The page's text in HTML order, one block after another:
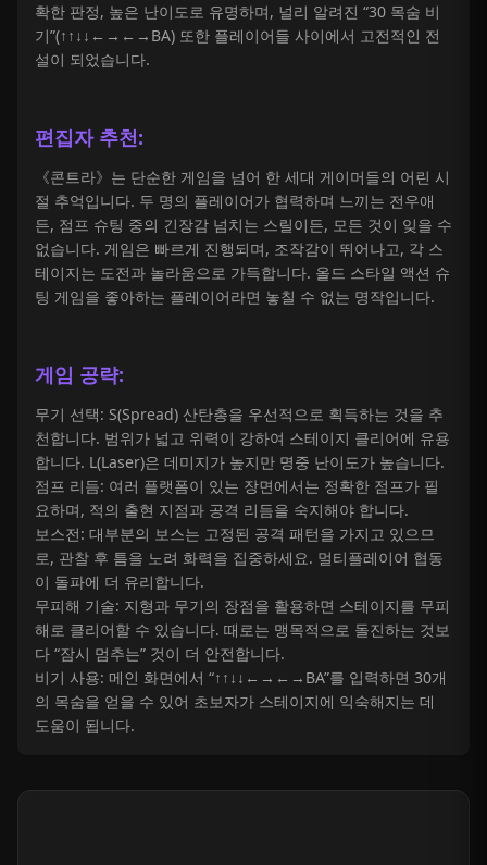
확한 판정, 높은 난이도로 유명하며, 널리 알려진 “30 목숨 비
기”(↑↑↓↓←→←→BA) 또한 플레이어들 사이에서 고전적인 전
설이 되었습니다.
편집자 추천:
《콘트라》는 단순한 게임을 넘어 한 세대 게이머들의 어린 시
절 추억입니다. 두 명의 플레이어가 협력하며 느끼는 전우애
든, 점프 슈팅 중의 긴장감 넘치는 스릴이든, 모든 것이 잊을 수
없습니다. 게임은 빠르게 진행되며, 조작감이 뛰어나고, 각 스
테이지는 도전과 놀라움으로 가득합니다. 올드 스타일 액션 슈
팅 게임을 좋아하는 플레이어라면 놓칠 수 없는 명작입니다.
게임 공략:
무기 선택: S(Spread) 산탄총을 우선적으로 획득하는 것을 추
천합니다. 범위가 넓고 위력이 강하여 스테이지 클리어에 유용
합니다. L(Laser)은 데미지가 높지만 명중 난이도가 높습니다.
점프 리듬: 여러 플랫폼이 있는 장면에서는 정확한 점프가 필
요하며, 적의 출현 지점과 공격 리듬을 숙지해야 합니다.
보스전: 대부분의 보스는 고정된 공격 패턴을 가지고 있으므
로, 관찰 후 틈을 노려 화력을 집중하세요. 멀티플레이어 협동
이 돌파에 더 유리합니다.
무피해 기술: 지형과 무기의 장점을 활용하면 스테이지를 무피
해로 클리어할 수 있습니다. 때로는 맹목적으로 돌진하는 것보
다 “잠시 멈추는” 것이 더 안전합니다.
비기 사용: 메인 화면에서 “↑↑↓↓←→←→BA”를 입력하면 30개
의 목숨을 얻을 수 있어 초보자가 스테이지에 익숙해지는 데
도움이 됩니다.